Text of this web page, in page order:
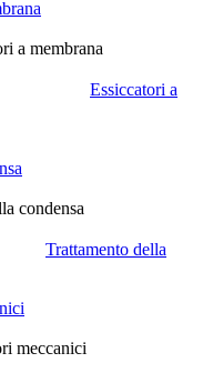
a membrana
Essiccatori a
condensa
Trattamento della
meccanici